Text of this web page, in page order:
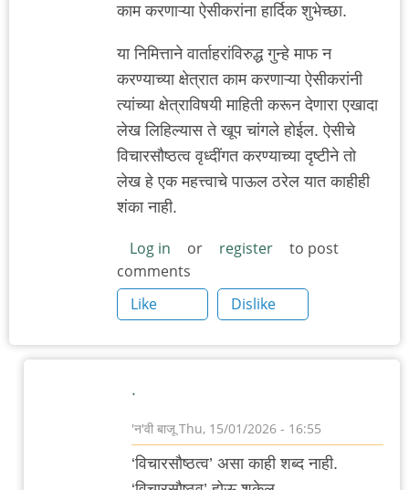
काम करणाऱ्या ऐसीकरांना हार्दिक शुभेच्छा.
या निमित्ताने वार्ताहरांविरुद्ध गुन्हे माफ न
करण्याच्या क्षेत्रात काम करणाऱ्या ऐसीकरांनी
त्यांच्या क्षेत्राविषयी माहिती करून देणारा एखादा
लेख लिहिल्यास ते खूप चांगले होईल. ऐसीचे
विचारसौष्ठत्व वृध्दींगत करण्याच्या दृष्टीने तो
लेख हे एक महत्त्वाचे पाऊल ठरेल यात काहीही
शंका नाही.
Log in or register
to post
comments
Like
Dislike
.
'न'वी बाजूThu, 15/01/2026 - 16:55
In
reply
‘विचारसौष्ठत्व’ असा काही शब्द नाही.